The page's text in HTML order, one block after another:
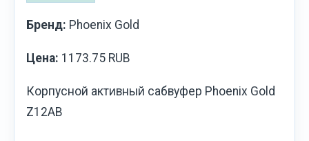
Бренд: Phoenix Gold
Цена: 1173.75 RUB
Корпусной активный сабвуфер Phoenix Gold
Z12AB